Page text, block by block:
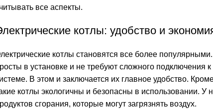
все аспекты.
котлы: удобство и
котлы становятся все более
в установке и не требуют сложного подключения к
В этом и заключается их главное удобство.
котлы экологичны и безопасны в использовании. У
сгорания, которые могут загрязнять воздух.